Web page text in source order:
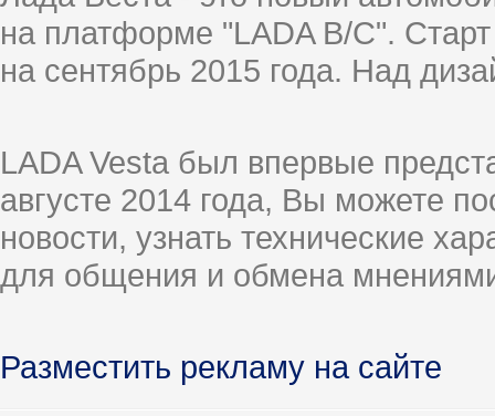
на платформе "LADA B/C".
на сентябрь 2015 года. Над
LADA Vesta был впервые
августе 2014 года, Вы можете
новости, узнать технические
для общения и обмена
Разместить рекламу на сайте